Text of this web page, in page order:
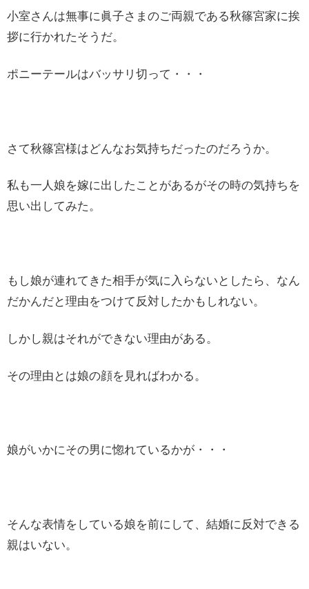
小室さんは無事に眞子さまのご両親である秋篠宮家に挨
拶に行かれたそうだ。
ポニーテールはバッサリ切って・・・
さて秋篠宮様はどんなお気持ちだったのだろうか。
私も一人娘を嫁に出したことがあるがその時の気持ちを
思い出してみた。
もし娘が連れてきた相手が気に入らないとしたら、なん
だかんだと理由をつけて反対したかもしれない。
しかし親はそれができない理由がある。
その理由とは娘の顔を見ればわかる。
娘がいかにその男に惚れているかが・・・
そんな表情をしている娘を前にして、結婚に反対できる
親はいない。